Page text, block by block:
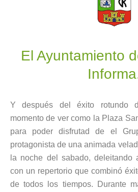
El Ayuntamiento
Y después del éxito rotundo
momento de ver como la Plaza
para poder disfrutad de el
protagonista de una animada
la noche del sabado, deleitando
con un repertorio que combinó
de todos los tiempos. Durante